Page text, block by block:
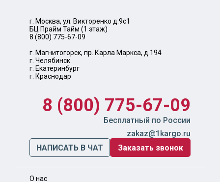
г. Москва, ул. Викторенко д.9с1
БЦ Прайм Тайм (1 этаж)
8 (800) 775-67-09
г. Магнитогорск, пр. Карла Маркса, д.194
г. Челябинск
г. Екатеринбург
г. Краснодар
8 (800) 775-67-09
Бесплатный по России
zakaz@1kargo.ru
НАПИСАТЬ В ЧАТ
Заказать звонок
О нас